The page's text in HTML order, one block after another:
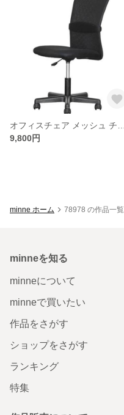
9,800円
minne ホーム 78978 の作品一覧
minneを知る
minneについて
minneで買いたい
作品をさがす
ショップをさがす
ランキング
特集